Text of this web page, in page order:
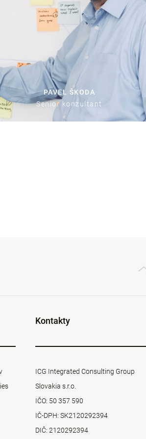
PAVEL ŠKODA
Senior konzultant
Kontakty
ICG Integrated Consulting Group
Slovakia s.r.o.
IČO: 50 357 590
IČ-DPH: SK2120292394
DIČ: 2120292394